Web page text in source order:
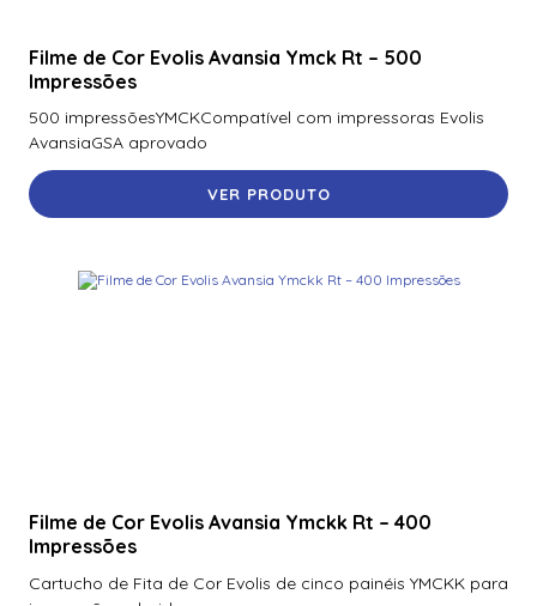
Filme de Cor Evolis Avansia Ymck Rt – 500
Impressões
500 impressõesYMCKCompatível com impressoras Evolis
AvansiaGSA aprovado
VER PRODUTO
Filme de Cor Evolis Avansia Ymckk Rt – 400
Impressões
Cartucho de Fita de Cor Evolis de cinco painéis YMCKK para